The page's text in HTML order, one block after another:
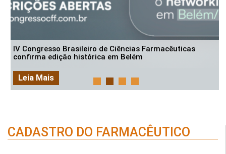
IV Congresso Brasileiro de Ciências Farmacêuticas
confirma edição histórica em Belém
Leia Mais
CADASTRO DO FARMACÊUTICO